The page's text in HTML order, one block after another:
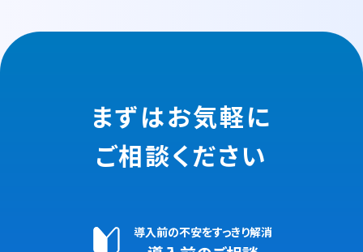
まずはお気軽に
ご相談ください
導入前の不安をすっきり解消